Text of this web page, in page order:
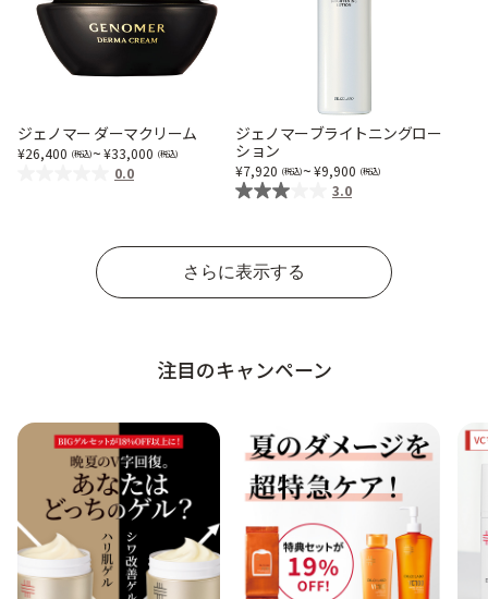
ランキング商品
メイク・ボディ・ヘアケア
キャンペーン情報
アウトレット商品
定期便
ジェノマー ダーマクリーム
26,400 ~ 33,000
0.0
ジェノマーブライトニングロー
ション
7,920 ~ 9,900
3.0
さらに表示する
注目のキャンペーン